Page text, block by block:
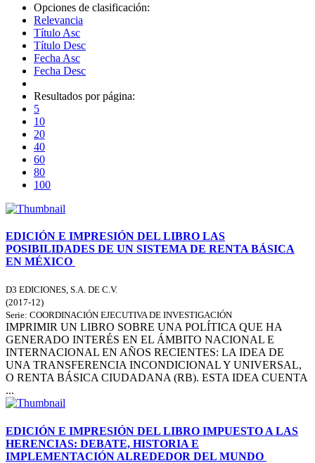
Opciones de clasificación:
Relevancia
Título Asc
Título Desc
Fecha Asc
Fecha Desc
Resultados por página:
5
10
20
40
60
80
100
EDICIÓN E IMPRESIÓN DEL LIBRO LAS
POSIBILIDADES DE UN SISTEMA DE RENTA BÁSICA
EN MÉXICO
D3 EDICIONES, S.A. DE C.V.
(2017-12)
Serie: COORDINACIÓN EJECUTIVA DE INVESTIGACIÓN
IMPRIMIR UN LIBRO SOBRE UNA POLÍTICA QUE HA
GENERADO INTERÉS EN EL ÁMBITO NACIONAL E
INTERNACIONAL EN AÑOS RECIENTES: LA IDEA DE
UNA TRANSFERENCIA INCONDICIONAL Y UNIVERSAL,
O RENTA BÁSICA CIUDADANA (RB). ESTA IDEA CUENTA
...
EDICIÓN E IMPRESIÓN DEL LIBRO IMPUESTO A LAS
HERENCIAS: DEBATE, HISTORIA E
IMPLEMENTACIÓN ALREDEDOR DEL MUNDO